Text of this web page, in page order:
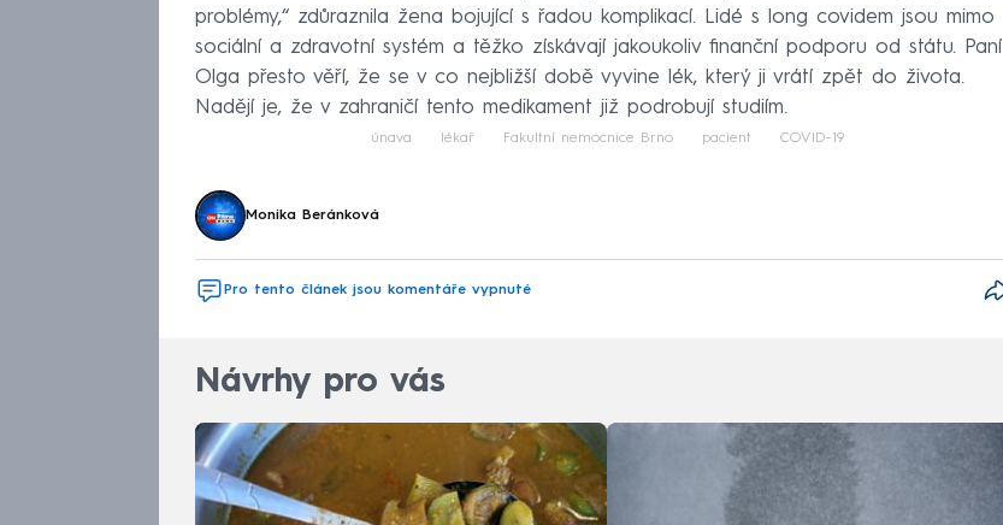
problémy,“ zdůraznila žena bojující s řadou komplikací. Lidé s long covidem jsou mimo
sociální a zdravotní systém a těžko získávají jakoukoliv finanční podporu od státu. Paní
Olga přesto věří, že se v co nejbližší době vyvine lék, který ji vrátí zpět do života.
Nadějí je, že v zahraničí tento medikament již podrobují studiím.
únava lékař Fakultní nemocnice Brno pacient COVID-19
Monika Beránková
Pro tento článek jsou komentáře vypnuté
Návrhy pro vás